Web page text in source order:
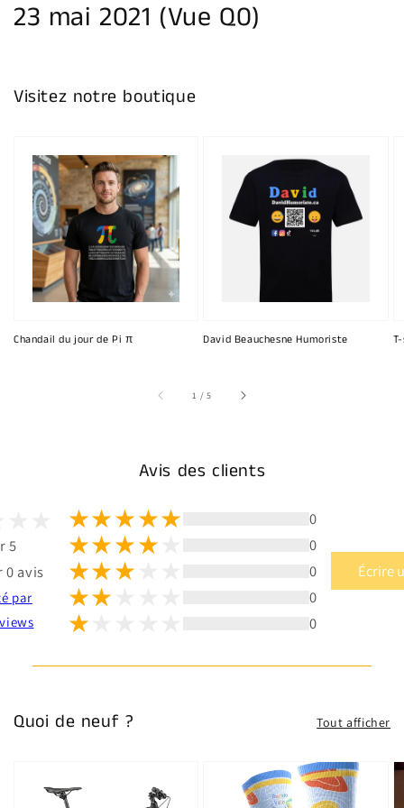
23 mai 2021 (Vue Q0)
Visitez notre boutique
Chandail du jour de Pi π David Beauchesne Humoriste
1 /sur
5
Avis des clients
5
0 avis
par
0
0
0
0
0
Écrire
Quoi de neuf ? Tout afficher